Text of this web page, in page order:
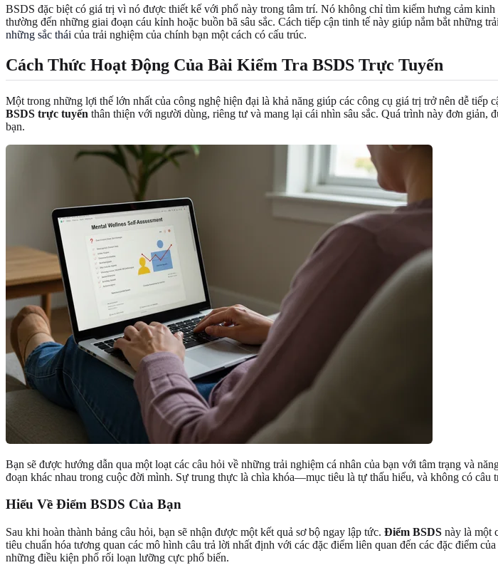
BSDS đặc biệt có giá trị vì nó được thiết kế với phổ này trong tâm trí. Nó không chỉ tìm kiếm hưng cảm
thường đến những giai đoạn cáu kỉnh hoặc buồn bã sâu sắc. Cách tiếp cận tinh tế này giúp nắm bắt những
những sắc thái của trải nghiệm của chính bạn một cách có cấu trúc.
Cách Thức Hoạt Động Của Bài Kiểm Tra BSDS Trực Tuyến
Một trong những lợi thế lớn nhất của công nghệ hiện đại là khả năng giúp các công cụ giá trị trở nên dễ tiếp
BSDS trực tuyến thân thiện với người dùng, riêng tư và mang lại cái nhìn sâu sắc. Quá trình này đơn
bạn.
Bạn sẽ được hướng dẫn qua một loạt các câu hỏi về những trải nghiệm cá nhân của bạn với tâm trạng và
đoạn khác nhau trong cuộc đời mình. Sự trung thực là chìa khóa—mục tiêu là tự thấu hiểu, và không có câu
Hiểu Về Điểm BSDS Của Bạn
Sau khi hoàn thành bảng câu hỏi, bạn sẽ nhận được một kết quả sơ bộ ngay lập tức. Điểm BSDS này là một
tiêu chuẩn hóa tương quan các mô hình câu trả lời nhất định với các đặc điểm liên quan đến các đặc điểm
những điều kiện phổ rối loạn lưỡng cực phổ biến.